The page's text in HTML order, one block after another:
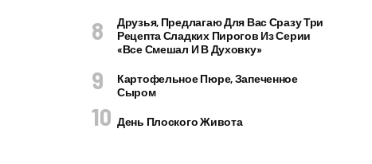
Друзья, Предлагаю Для Вас Сразу Три
Рецепта Сладких Пирогов Из Серии
«все Смешал И В Духовку»
Картофельное Пюре, Запеченное
Сыром
День Плоского Живота